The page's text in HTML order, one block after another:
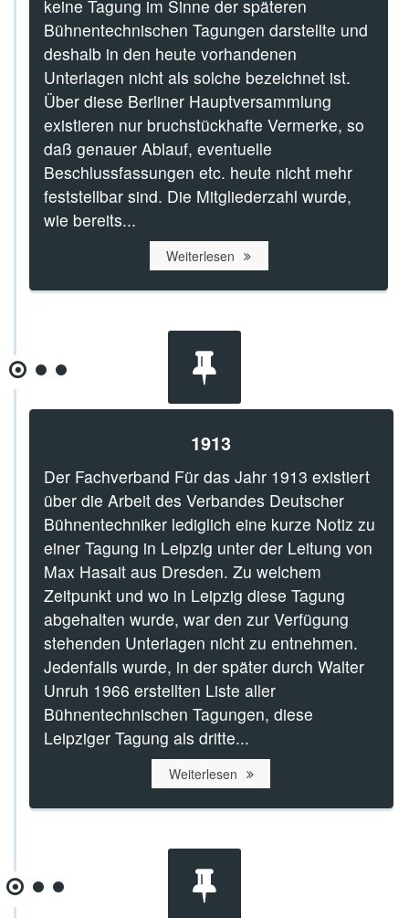
keine Tagung im Sinne der späteren
Bühnentechnischen Tagungen darstellte und
deshalb in den heute vorhandenen
Unterlagen nicht als solche bezeichnet ist.
Über diese Berliner Hauptversammlung
existieren nur bruchstückhafte Vermerke, so
daß genauer Ablauf, eventuelle
Beschlussfassungen etc. heute nicht mehr
feststellbar sind. Die Mitgliederzahl wurde,
wie bereits...
Weiterlesen
1913
Der Fachverband Für das Jahr 1913 existiert
über die Arbeit des Verbandes Deutscher
Bühnentechniker lediglich eine kurze Notiz zu
einer Tagung in Leipzig unter der Leitung von
Max Hasait aus Dresden. Zu welchem
Zeitpunkt und wo in Leipzig diese Tagung
abgehalten wurde, war den zur Verfügung
stehenden Unterlagen nicht zu entnehmen.
Jedenfalls wurde, in der später durch Walter
Unruh 1966 erstellten Liste aller
Bühnentechnischen Tagungen, diese
Leipziger Tagung als dritte...
Weiterlesen